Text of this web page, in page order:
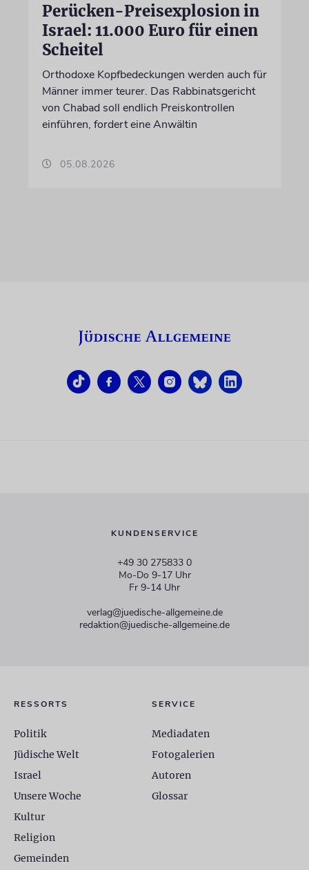
Perücken-Preisexplosion in
Israel: 11.000 Euro für einen
Scheitel
Orthodoxe Kopfbedeckungen werden auch für
Männer immer teurer. Das Rabbinatsgericht
von Chabad soll endlich Preiskontrollen
einführen, fordert eine Anwältin
05.08.2026
KUNDENSERVICE
+49 30 275833 0
Mo-Do 9-17 Uhr
Fr 9-14 Uhr
verlag@juedische-allgemeine.de
redaktion@juedische-allgemeine.de
RESSORTS
Politik
Jüdische Welt
Israel
Unsere Woche
Kultur
Religion
Gemeinden
SERVICE
Mediadaten
Fotogalerien
Autoren
Glossar